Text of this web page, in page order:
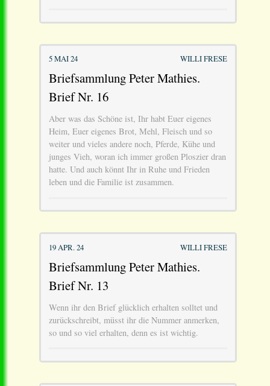
5 MAI 24 WILLI FRESE
Briefsammlung Peter Mathies.
Brief Nr. 16
Aber was das Schöne ist, Ihr habt Euer eigenes
Heim, Euer eigenes Brot, Mehl, Fleisch und so
weiter und vieles andere noch, Pferde, Kühe und
junges Vieh, woran ich immer großen Ploszier dran
hatte. Und auch könnt Ihr in Ruhe und Frieden
leben und die Familie ist zusammen.
19 APR. 24 WILLI FRESE
Briefsammlung Peter Mathies.
Brief Nr. 13
Wenn ihr den Brief glücklich erhalten solltet und
zurückschreibt, müsst ihr die Nummer anmerken,
so und so viel erhalten, denn es ist wichtig.